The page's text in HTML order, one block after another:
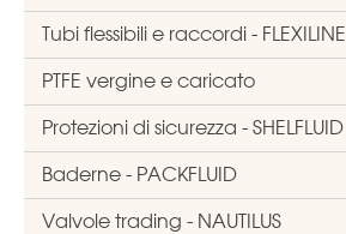
Tubi flessibili e raccordi - FLEXILINE
PTFE vergine e caricato
Protezioni di sicurezza - SHELFLUID
Baderne - PACKFLUID
Valvole trading - NAUTILUS